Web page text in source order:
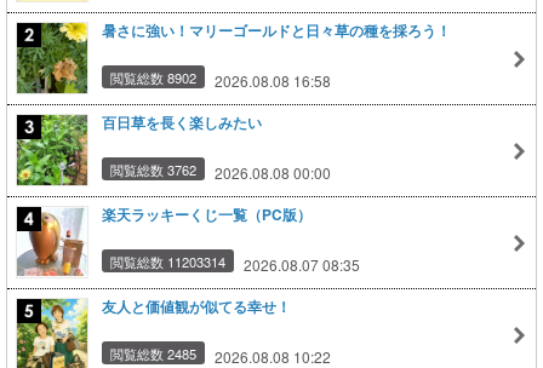
暑さに強い！マリーゴールドと日々草の種を採ろう！
閲覧総数 8902 2026.08.08 16:58
百日草を長く楽しみたい
閲覧総数 3762 2026.08.08 00:00
楽天ラッキーくじ一覧（PC版）
閲覧総数 11203314 2026.08.07 08:35
友人と価値観が似てる幸せ！
閲覧総数 2485 2026.08.08 10:22